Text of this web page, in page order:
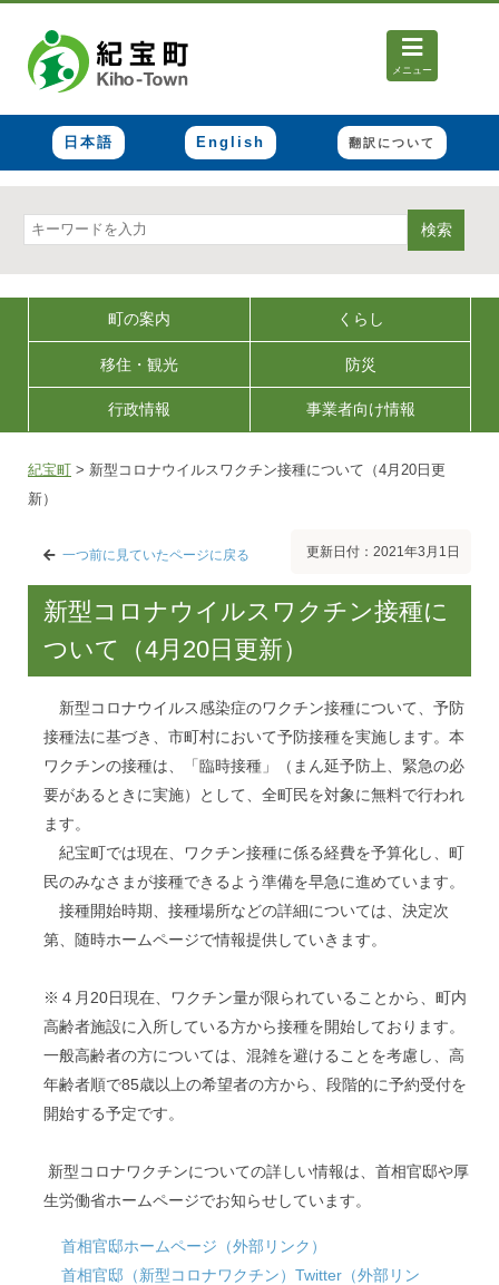
メニュー
日本語 English 翻訳について
検索
町の案内 くらし
移住・観光 防災
行政情報 事業者向け情報
紀宝町 > 新型コロナウイルスワクチン接種について（4月20日更
新）
一つ前に見ていたページに戻る 更新日付：2021年3月1日
新型コロナウイルスワクチン接種に
ついて（4月20日更新）
新型コロナウイルス感染症のワクチン接種について、予防
接種法に基づき、市町村において予防接種を実施します。本
ワクチンの接種は、「臨時接種」（まん延予防上、緊急の必
要があるときに実施）として、全町民を対象に無料で行われ
ます。
紀宝町では現在、ワクチン接種に係る経費を予算化し、町
民のみなさまが接種できるよう準備を早急に進めています。
接種開始時期、接種場所などの詳細については、決定次
第、随時ホームページで情報提供していきます。
※４月20日現在、ワクチン量が限られていることから、町内
高齢者施設に入所している方から接種を開始しております。
一般高齢者の方については、混雑を避けることを考慮し、高
年齢者順で85歳以上の希望者の方から、段階的に予約受付を
開始する予定です。
新型コロナワクチンについての詳しい情報は、首相官邸や厚
生労働省ホームページでお知らせしています。
首相官邸ホームページ（外部リンク）
首相官邸（新型コロナワクチン）Twitter（外部リン